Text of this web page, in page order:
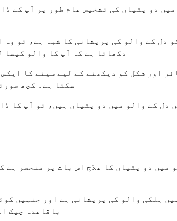
دو پٹیاں کی تشخیص عام طور پر آپ کے
دل کے والو کی پریشانی کا شبہ ہے، تو
دکھاتا ہے کہ آپ کا والو کیسا
سکتا ہے۔ کچھ
دل کے والو میں دو پٹیاں ہیں، تو آپ کا
میں دو پٹیاں کا علاج اس بات پر منحصر
ہلکی والو کی پریشانی ہے اور جنہیں
باقاعدہ چیک